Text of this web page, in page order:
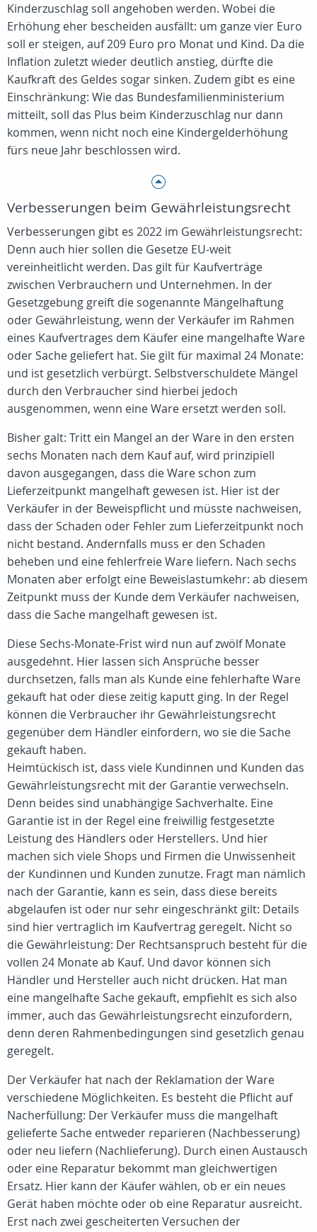
Kinderzuschlag soll angehoben werden. Wobei die
Erhöhung eher bescheiden ausfällt: um ganze vier Euro
soll er steigen, auf 209 Euro pro Monat und Kind. Da die
Inflation zuletzt wieder deutlich anstieg, dürfte die
Kaufkraft des Geldes sogar sinken. Zudem gibt es eine
Einschränkung: Wie das Bundesfamilienministerium
mitteilt, soll das Plus beim Kinderzuschlag nur dann
kommen, wenn nicht noch eine Kindergelderhöhung
fürs neue Jahr beschlossen wird.
Verbesserungen beim Gewährleistungsrecht
Verbesserungen gibt es 2022 im Gewährleistungsrecht:
Denn auch hier sollen die Gesetze EU-weit
vereinheitlicht werden. Das gilt für Kaufverträge
zwischen Verbrauchern und Unternehmen. In der
Gesetzgebung greift die sogenannte Mängelhaftung
oder Gewährleistung, wenn der Verkäufer im Rahmen
eines Kaufvertrages dem Käufer eine mangelhafte Ware
oder Sache geliefert hat. Sie gilt für maximal 24 Monate:
und ist gesetzlich verbürgt. Selbstverschuldete Mängel
durch den Verbraucher sind hierbei jedoch
ausgenommen, wenn eine Ware ersetzt werden soll.
Bisher galt: Tritt ein Mangel an der Ware in den ersten
sechs Monaten nach dem Kauf auf, wird prinzipiell
davon ausgegangen, dass die Ware schon zum
Lieferzeitpunkt mangelhaft gewesen ist. Hier ist der
Verkäufer in der Beweispflicht und müsste nachweisen,
dass der Schaden oder Fehler zum Lieferzeitpunkt noch
nicht bestand. Andernfalls muss er den Schaden
beheben und eine fehlerfreie Ware liefern. Nach sechs
Monaten aber erfolgt eine Beweislastumkehr: ab diesem
Zeitpunkt muss der Kunde dem Verkäufer nachweisen,
dass die Sache mangelhaft gewesen ist.
Diese Sechs-Monate-Frist wird nun auf zwölf Monate
ausgedehnt. Hier lassen sich Ansprüche besser
durchsetzen, falls man als Kunde eine fehlerhafte Ware
gekauft hat oder diese zeitig kaputt ging. In der Regel
können die Verbraucher ihr Gewährleistungsrecht
gegenüber dem Händler einfordern, wo sie die Sache
gekauft haben.
Heimtückisch ist, dass viele Kundinnen und Kunden das
Gewährleistungsrecht mit der Garantie verwechseln.
Denn beides sind unabhängige Sachverhalte. Eine
Garantie ist in der Regel eine freiwillig festgesetzte
Leistung des Händlers oder Herstellers. Und hier
machen sich viele Shops und Firmen die Unwissenheit
der Kundinnen und Kunden zunutze. Fragt man nämlich
nach der Garantie, kann es sein, dass diese bereits
abgelaufen ist oder nur sehr eingeschränkt gilt: Details
sind hier vertraglich im Kaufvertrag geregelt. Nicht so
die Gewährleistung: Der Rechtsanspruch besteht für die
vollen 24 Monate ab Kauf. Und davor können sich
Händler und Hersteller auch nicht drücken. Hat man
eine mangelhafte Sache gekauft, empfiehlt es sich also
immer, auch das Gewährleistungsrecht einzufordern,
denn deren Rahmenbedingungen sind gesetzlich genau
geregelt.
Der Verkäufer hat nach der Reklamation der Ware
verschiedene Möglichkeiten. Es besteht die Pflicht auf
Nacherfüllung: Der Verkäufer muss die mangelhaft
gelieferte Sache entweder reparieren (Nachbesserung)
oder neu liefern (Nachlieferung). Durch einen Austausch
oder eine Reparatur bekommt man gleichwertigen
Ersatz. Hier kann der Käufer wählen, ob er ein neues
Gerät haben möchte oder ob eine Reparatur ausreicht.
Erst nach zwei gescheiterten Versuchen der